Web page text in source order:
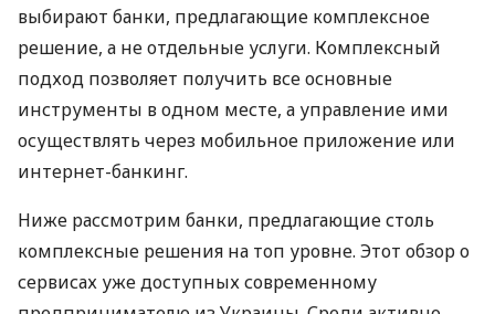
выбирают банки, предлагающие комплексное
решение, а не отдельные услуги. Комплексный
подход позволяет получить все основные
инструменты в одном месте, а управление ими
осуществлять через мобильное приложение или
интернет-банкинг.
Ниже рассмотрим банки, предлагающие столь
комплексные решения на топ уровне. Этот обзор о
сервисах уже доступных современному